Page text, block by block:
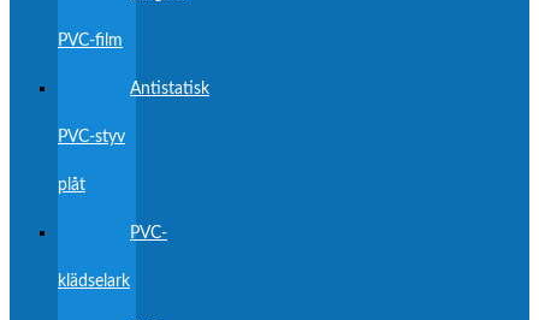
PVC-film
Antistatisk
PVC-styv
plåt
PVC-
klädselark